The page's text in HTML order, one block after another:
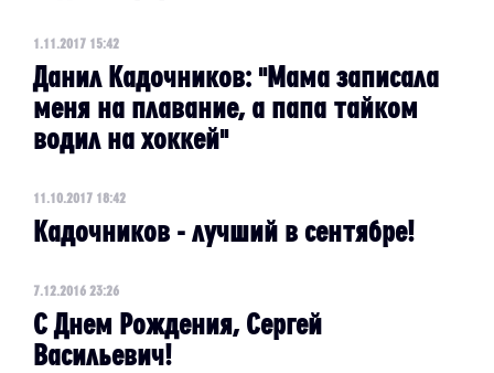
1.11.2017 15:42
Данил Кадочников: "Мама записала
меня на плавание, а папа тайком
водил на хоккей"
11.10.2017 18:42
Кадочников - лучший в сентябре!
7.12.2016 23:26
С Днем Рождения, Сергей
Васильевич!